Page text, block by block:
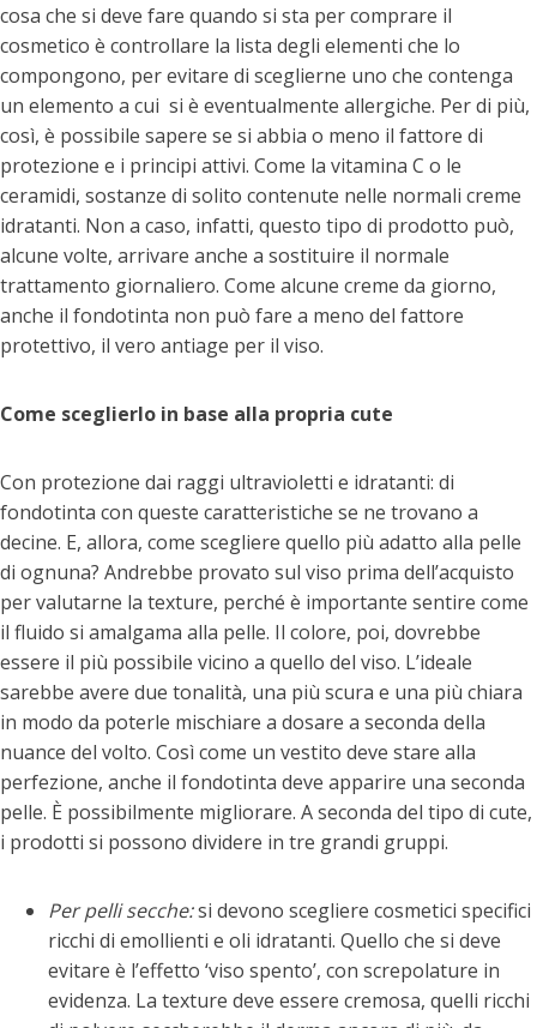
cosa che si deve fare quando si sta per comprare il
cosmetico è controllare la lista degli elementi che lo
compongono, per evitare di sceglierne uno che contenga
un elemento a cui si è eventualmente allergiche. Per di più,
così, è possibile sapere se si abbia o meno il fattore di
protezione e i principi attivi. Come la vitamina C o le
ceramidi, sostanze di solito contenute nelle normali creme
idratanti. Non a caso, infatti, questo tipo di prodotto può,
alcune volte, arrivare anche a sostituire il normale
trattamento giornaliero. Come alcune creme da giorno,
anche il fondotinta non può fare a meno del fattore
protettivo, il vero antiage per il viso.
Come sceglierlo in base alla propria cute
Con protezione dai raggi ultravioletti e idratanti: di
fondotinta con queste caratteristiche se ne trovano a
decine. E, allora, come scegliere quello più adatto alla pelle
di ognuna? Andrebbe provato sul viso prima dell’acquisto
per valutarne la texture, perché è importante sentire come
il fluido si amalgama alla pelle. Il colore, poi, dovrebbe
essere il più possibile vicino a quello del viso. L’ideale
sarebbe avere due tonalità, una più scura e una più chiara
in modo da poterle mischiare a dosare a seconda della
nuance del volto. Così come un vestito deve stare alla
perfezione, anche il fondotinta deve apparire una seconda
pelle. È possibilmente migliorare. A seconda del tipo di cute,
i prodotti si possono dividere in tre grandi gruppi.
Per pelli secche:si devono scegliere cosmetici specifici
ricchi di emollienti e oli idratanti. Quello che si deve
evitare è l’effetto ‘viso spento’, con screpolature in
evidenza. La texture deve essere cremosa, quelli ricchi